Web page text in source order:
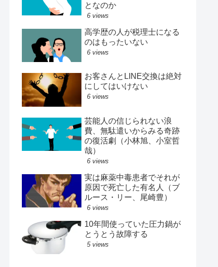
となのか
6 views
高学歴の人が税理士になる
のはもったいない
6 views
お客さんとLINE交換は絶対
にしてはいけない
6 views
芸能人の信じられない浪
費、無駄遣いからみる奇跡
の復活劇（小林旭、小室哲
哉）
6 views
実は麻薬中毒患者でそれが
原因で死亡した有名人（ブ
ルース・リー、尾崎豊）
6 views
10年間使っていた圧力鍋が
とうとう故障する
5 views